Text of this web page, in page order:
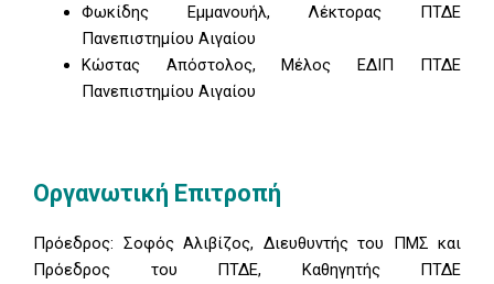
Φωκίδης Εμμανουήλ, Λέκτορας ΠΤΔΕ
Πανεπιστημίου Αιγαίου
Κώστας Απόστολος, Μέλος ΕΔΙΠ ΠΤΔΕ
Πανεπιστημίου Αιγαίου
Οργανωτική Επιτροπή
Πρόεδρος: Σοφός Αλιβίζος, Διευθυντής του ΠΜΣ και
Πρόεδρος του ΠΤΔΕ, Καθηγητής ΠΤΔΕ